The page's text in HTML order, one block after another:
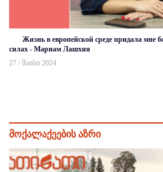
Жизнь в европейской среде придала мне
силах - Мариам Лашхия
27 / მაისი 2024
მოქალაქეების აზრი